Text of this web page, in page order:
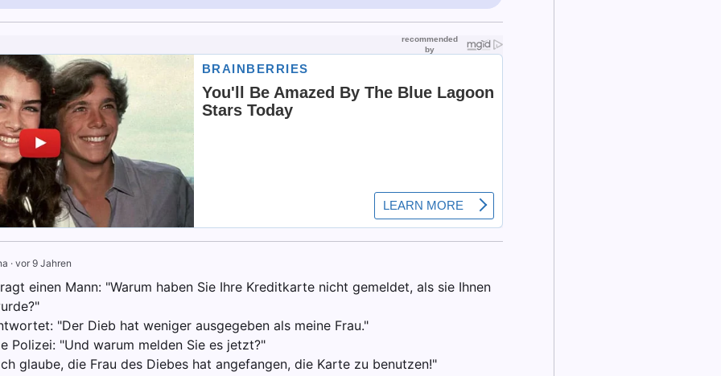
· vor 9 Jahren
einen Mann: "Warum haben Sie Ihre Kreditkarte nicht gemeldet, als sie Ihnen
"Der Dieb hat weniger ausgegeben als meine Frau."
Polizei: "Und warum melden Sie es jetzt?"
glaube, die Frau des Diebes hat angefangen, die Karte zu benutzen!"